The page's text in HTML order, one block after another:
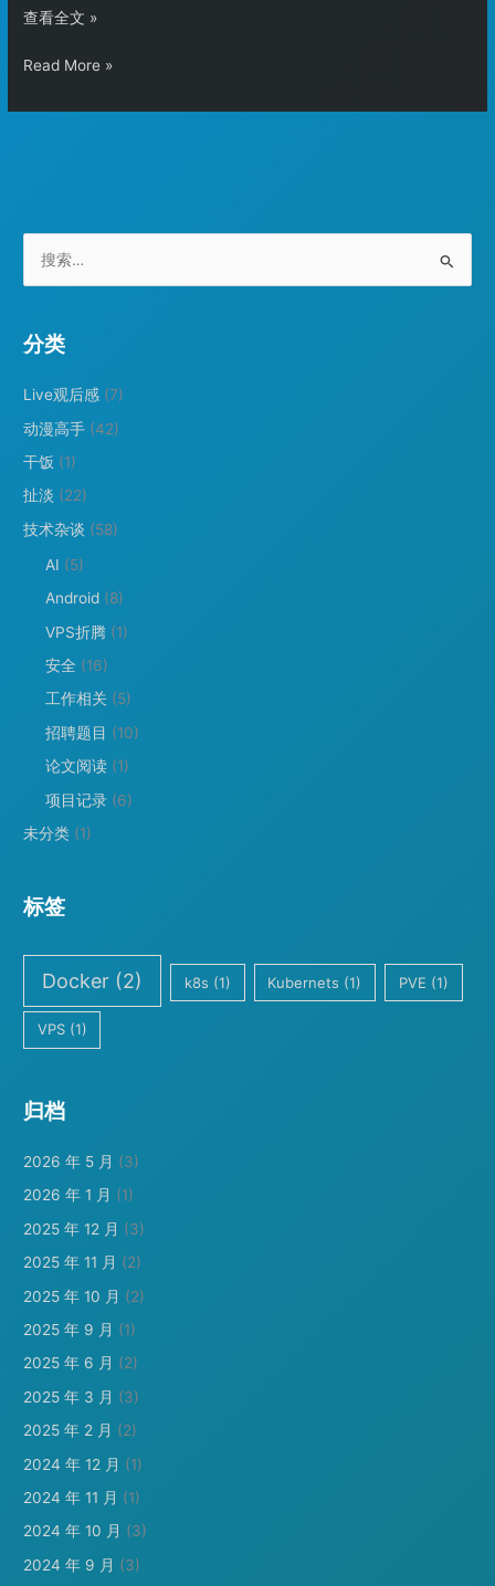
UTM
拟
共
目
查看全文 »
UTM
拟
主
目
Read More »
分类
Live观后感 (7)
动漫高手 (42)
干饭 (1)
扯淡 (22)
技术杂谈 (58)
AI (5)
Android (8)
VPS折腾 (1)
安全 (16)
工作相关 (5)
招聘题目 (10)
论文阅读 (1)
项目记录 (6)
未分类 (1)
标签
Docker (2) k8s (1) Kubernets (1) PVE (1)
VPS(1)
归档
2026 年 5 月 (3)
2026 年 1 月 (1)
2025 年 12 月 (3)
2025 年 11 月 (2)
2025 年 10 月 (2)
2025 年 9 月 (1)
2025 年 6 月 (2)
2025 年 3 月 (3)
2025 年 2 月 (2)
2024 年 12 月 (1)
2024 年 11 月 (1)
2024 年 10 月 (3)
2024 年 9 月 (3)